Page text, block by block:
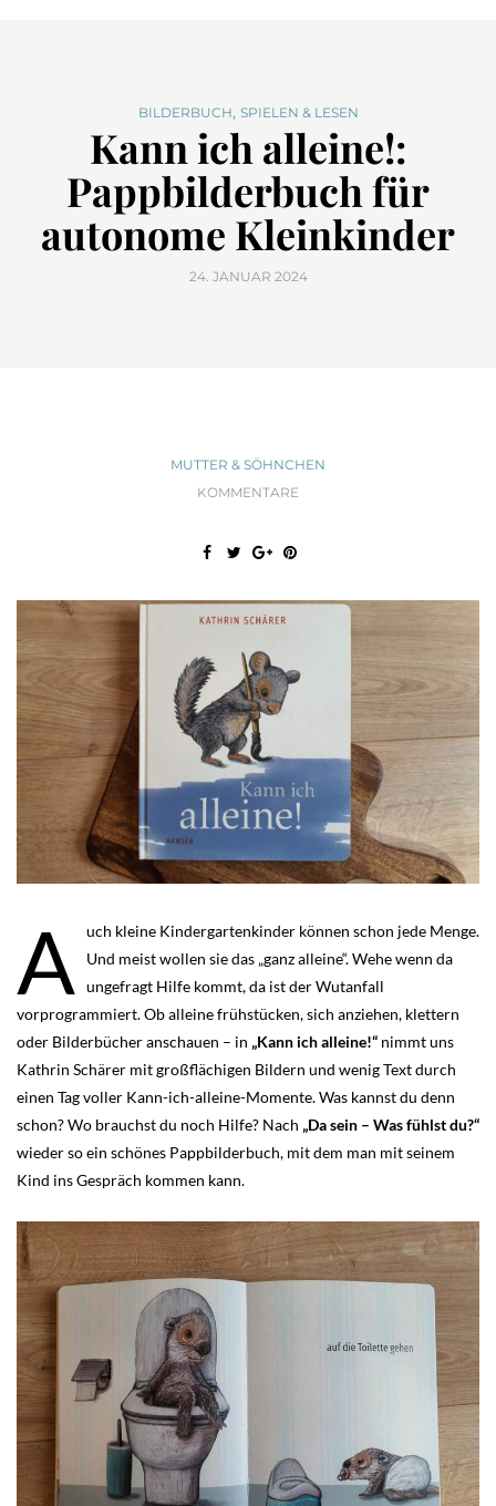
BILDERBUCH, SPIELEN & LESEN
Kann ich alleine!:
Pappbilderbuch für
autonome Kleinkinder
24. JANUAR 2024
MUTTER & SÖHNCHEN
KOMMENTARE
A
uch kleine Kindergartenkinder können schon jede Menge.
Und meist wollen sie das „ganz alleine“. Wehe wenn da
ungefragt Hilfe kommt, da ist der Wutanfall
vorprogrammiert. Ob alleine frühstücken, sich anziehen, klettern
oder Bilderbücher anschauen – in „Kann ich alleine!“ nimmt uns
Kathrin Schärer mit großflächigen Bildern und wenig Text durch
einen Tag voller Kann-ich-alleine-Momente. Was kannst du denn
schon? Wo brauchst du noch Hilfe? Nach „Da sein – Was fühlst du?“
wieder so ein schönes Pappbilderbuch, mit dem man mit seinem
Kind ins Gespräch kommen kann.